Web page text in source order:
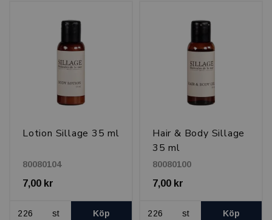
Lotion Sillage 35 ml
80080104
7,00 kr
st Köp
Hair & Body Sillage
35 ml
80080100
7,00 kr
st Köp